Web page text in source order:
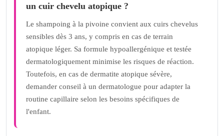
un cuir chevelu atopique ?
Le shampoing à la pivoine convient aux cuirs chevelus
sensibles dès 3 ans, y compris en cas de terrain
atopique léger. Sa formule hypoallergénique et testée
dermatologiquement minimise les risques de réaction.
Toutefois, en cas de dermatite atopique sévère,
demander conseil à un dermatologue pour adapter la
routine capillaire selon les besoins spécifiques de
l'enfant.